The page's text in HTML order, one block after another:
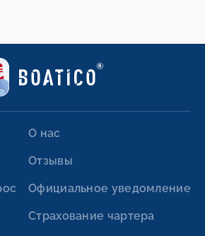
О нас
Отзывы
Официальное уведомление
Страхование чартера